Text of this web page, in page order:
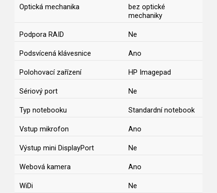
Optická mechanika
bez optické
mechaniky
Podpora RAID Ne
Podsvícená klávesnice Ano
Polohovací zařízení HP Imagepad
Sériový port Ne
Typ notebooku Standardní notebook
Vstup mikrofon Ano
Výstup mini DisplayPort Ne
Webová kamera Ano
WiDi Ne